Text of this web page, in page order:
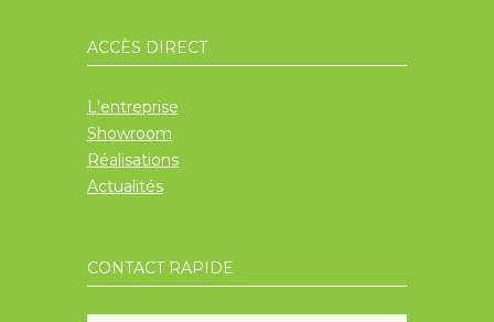
ACCÈS DIRECT
L'entreprise
Showroom
Réalisations
Actualités
CONTACT RAPIDE